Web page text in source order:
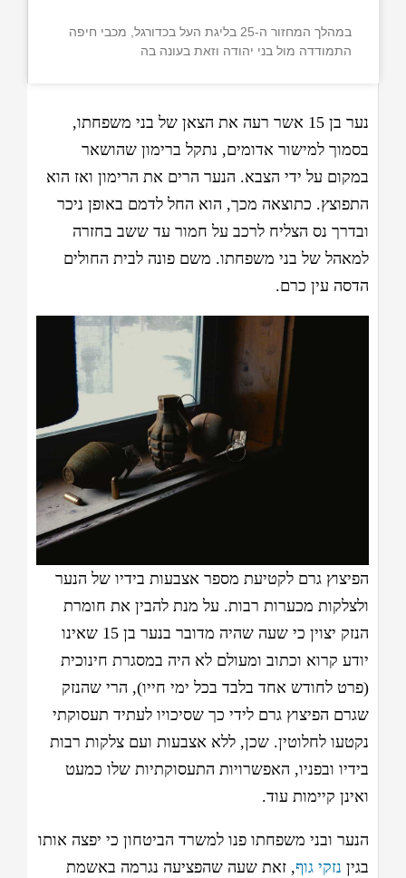
נער בן 15 אשר רעה את הצאן של בני משפחתו,
בסמוך למישור אדומים, נתקל ברימון שהושאר
במקום על ידי הצבא. הנער הרים את הרימון ואז הוא
התפוצץ. כתוצאה מכך, הוא החל לדמם באופן ניכר
ובדרך נס הצליח לרכב על חמור עד ששב בחזרה
למאהל של בני משפחתו. משם פונה לבית החולים
הדסה עין כרם.
הפיצוץ גרם לקטיעת מספר אצבעות בידיו של הנער
ולצלקות מכערות רבות. על מנת להבין את חומרת
הנזק יצוין כי שעה שהיה מדובר בנער בן 15 שאינו
יודע קרוא וכתוב ומעולם לא היה במסגרת חינוכית
(פרט לחודש אחד בלבד בכל ימי חייו), הרי שהנזק
שגרם הפיצוץ גרם לידי כך שסיכויו לעתיד תעסוקתי
נקטעו לחלוטין. שכן, ללא אצבעות ועם צלקות רבות
בידיו ובפניו, האפשרויות התעסוקתיות שלו כמעט
ואינן קיימות עוד.
הנער ובני משפחתו פנו למשרד הביטחון כי יפצה אותו
בגין נזקי גוף, זאת שעה שהפציעה נגרמה באשמת
במהלך המחזור ה-25 בליגת העל בכדורגל, מכבי חיפה
התמודדה מול בני יהודה וזאת בעונה בה